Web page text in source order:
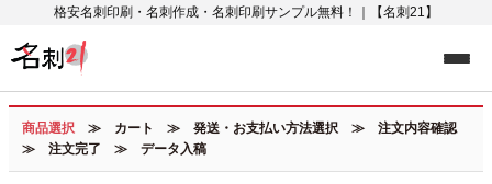
格安名刺印刷・名刺作成・名刺印刷サンプル無料！｜【名刺21】
商品選択 ≫ カート ≫ 発送・お支払い方法選択 ≫ 注文内容確認
≫ 注文完了 ≫ データ入稿